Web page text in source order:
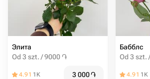
Элита
Od 3 szt. / 9000 ֏
4.91 1K 3 000֏
Бабблс
Od 3 szt.
4.91 1K